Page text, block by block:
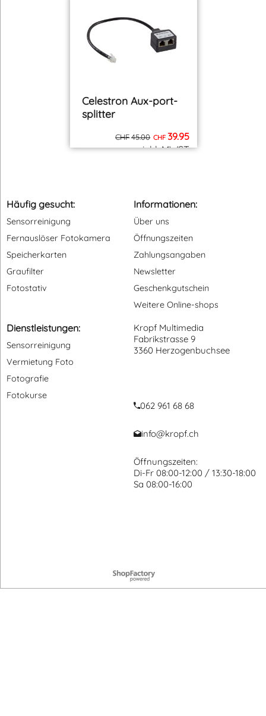
Celestron Aux-port-
splitter
CHF45.00 CHF 39.95
inkl. MWST
Häufig gesucht:
Sensorreinigung
Fernauslöser Fotokamera
Speicherkarten
Graufilter
Fotostativ
Informationen:
Über uns
Öffnungszeiten
Zahlungsangaben
Newsletter
Geschenkgutschein
Weitere Online-shops
Dienstleistungen:
Sensorreinigung
Vermietung Foto
Fotografie
Fotokurse
Kropf Multimedia
Fabrikstrasse 9
3360 Herzogenbuchsee
062 961 68 68
info@kropf.ch
Öffnungszeiten:
Di-Fr 08:00-12:00 / 13:30-18:00
Sa 08:00-16:00
WebShop erstellt mit ShopFactory Shop Software.